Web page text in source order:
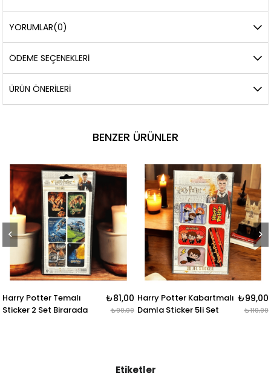
YORUMLAR(0)
ÖDEME SEÇENEKLERI
ÜRÜN ÖNERILERI
BENZER ÜRÜNLER
₺81,00
₺90,00
Harry Potter Kabartmalı
Damla Sticker 5li Set
₺99,00
₺110,00
Harry Potter 4lü
Rozet & Broş
Etiketler